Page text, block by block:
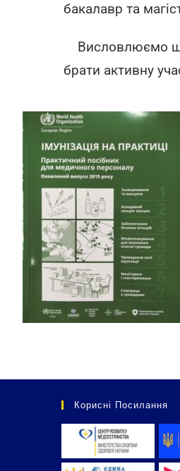
бакалавр та
Висловлюємо
брати активну
Корисні Посилання